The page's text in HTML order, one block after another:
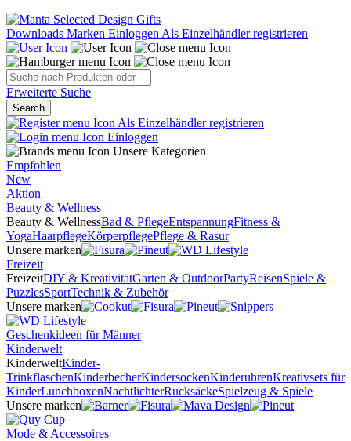
Downloads Marken Einloggen Als Einzelhändler registrieren
Erweiterte Suche
Search
Als Einzelhändler registrieren
Einloggen
Unsere Kategorien
Empfohlen
New
Aktion
Beauty & Wellness
Beauty & WellnessBad & PflegeEntspannungFitness &
YogaHaarpflegeKörperpflegePflege & Rasur
Unsere marken
Freizeit
FreizeitDIY & KreativitätGarten & OutdoorPartyReisenSpiele &
PuzzlesSportTechnik & Zubehör
Unsere marken
Geschenkideen für Männer
Kinderwelt
KinderweltKinder-
TrinkflaschenKinderbecherKindersockenKinderuhrenKreativsets für
KinderLunchboxenNachtlichterRucksäckeSpielzeug & Spiele
Unsere marken
Mode & Accessoires